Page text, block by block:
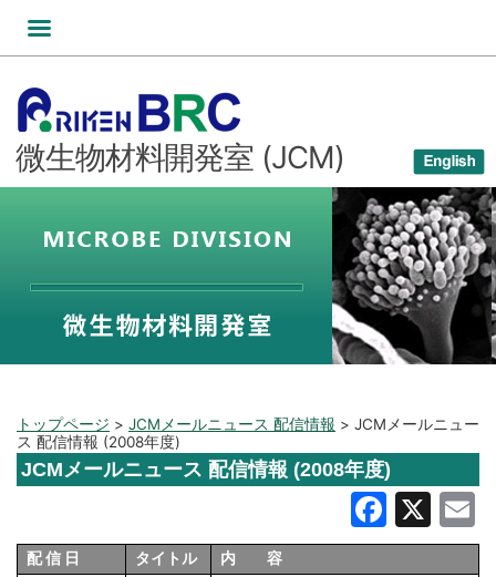
へ
ス
プ
微生物材料開発室 (JCM)
トップページ > JCMメールニュース 配信情報 > JCMメールニュー
ス 配信情報 (2008年度)
JCMメールニュース 配信情報 (2008年度)
X
配 信 日 タイトル 内 容